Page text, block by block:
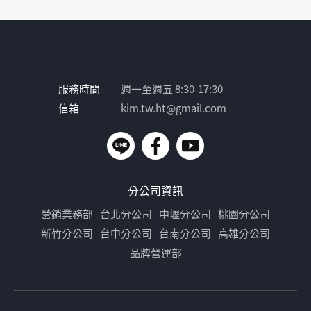
服務時間
週一至週五 8:30-17:30
信箱
kim.tw.ht@gmail.com
分公司資訊
營銷業務部 台北分公司 中壢分公司 桃園分公司
新竹分公司 台中分公司 台南分公司 高雄分公司
品牌營運部